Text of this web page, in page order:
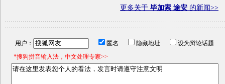
更多关于 毕加索 途安 的新闻>>
用户： 匿名 隐藏地址
设为辩论话题
*搜狗拼音输入法，中文处理专家>>